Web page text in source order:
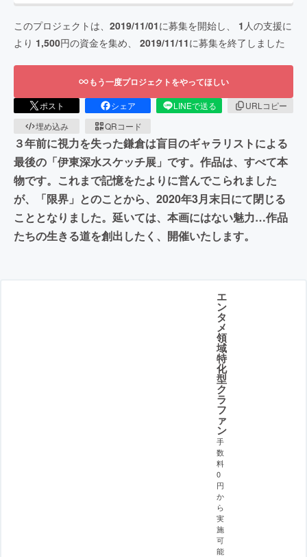
このプロジェクトは、 2019/11/01に募集を開始し、 1 人の支援に
より 1,500円の資金を集め、 2019/11/11に募集を終了しました
もう一度プロジェクトをやってほしい
ポスト シェア LINEで送る
URLコピー
埋め込み
QRコード
３年前に視力を失った鎌倉は盲目のギャラリストによる
最後の「伊東深水スケッチ展」です。作品は、すべて本
物です。これまで記憶をたよりに営んでこられました
が、「限界」とのことから、2020年3月末日にて閉じる
こととなりました。延いては、本画にはない魅力…作品
たちの生きる道を創出したく、開催いたします。
エ
ン
タ
メ
領
域
特
化
型
ク
ラ
フ
ァ
ン
手
数
料
0
円
か
ら
実
施
可
能